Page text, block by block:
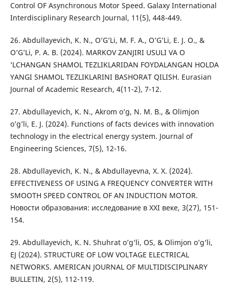
Control OF Asynchronous Motor Speed. Galaxy International
Interdisciplinary Research Journal, 11(5), 448-449.
26. Abdullayevich, K. N., O’G’Li, M. F. A., O’G’Li, E. J. O., &
O’G’Li, P. A. B. (2024). MARKOV ZANJIRI USULI VA O
‘LCHANGAN SHAMOL TEZLIKLARIDAN FOYDALANGAN HOLDA
YANGI SHAMOL TEZLIKLARINI BASHORAT QILISH. Eurasian
Journal of Academic Research, 4(11-2), 7-12.
27. Abdullayevich, K. N., Akrom o’g, N. M. B., & Olimjon
o’g’li, E. J. (2024). Functions of facts devices with innovation
technology in the electrical energy system. Journal of
Engineering Sciences, 7(5), 12-16.
28. Abdullayevich, K. N., & Abdullayevna, X. X. (2024).
EFFECTIVENESS OF USING A FREQUENCY CONVERTER WITH
SMOOTH SPEED CONTROL OF AN INDUCTION MOTOR.
Новости образования: исследование в XXI веке, 3(27), 151-
154.
29. Abdullayevich, K. N. Shuhrat o’g’li, OS, & Olimjon o’g’li,
EJ (2024). STRUCTURE OF LOW VOLTAGE ELECTRICAL
NETWORKS. AMERICAN JOURNAL OF MULTIDISCIPLINARY
BULLETIN, 2(5), 112-119.